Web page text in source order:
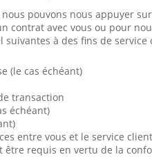
pouvons nous appuyer
contrat avec vous ou pour
à des fins de service
(le cas échéant)
transaction
échéant)
entre vous et le service client
être requis en vertu de la